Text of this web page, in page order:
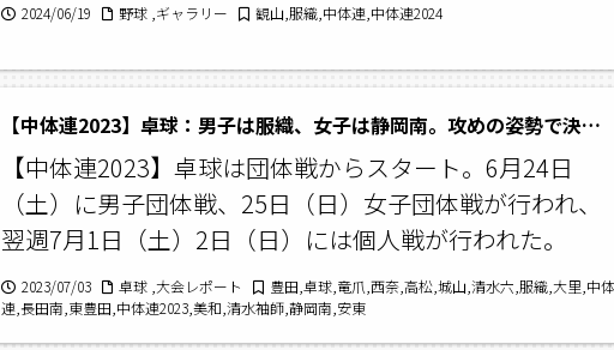
2024/06/19 野球 ,ギャラリー 観山,服織,中体連,中体連2024
【中体連2023】卓球：男子は服織、女子は静岡南。攻めの姿勢で決勝を制す！
【中体連2023】卓球は団体戦からスタート。6月24日
（土）に男子団体戦、25日（日）女子団体戦が行われ、
翌週7月1日（土）2日（日）には個人戦が行われた。
2023/07/03 卓球 ,大会レポート
豊田,卓球,竜爪,西奈,高松,城山,清水六,服織,大里,中体
連,長田南,東豊田,中体連2023,美和,清水袖師,静岡南,安東